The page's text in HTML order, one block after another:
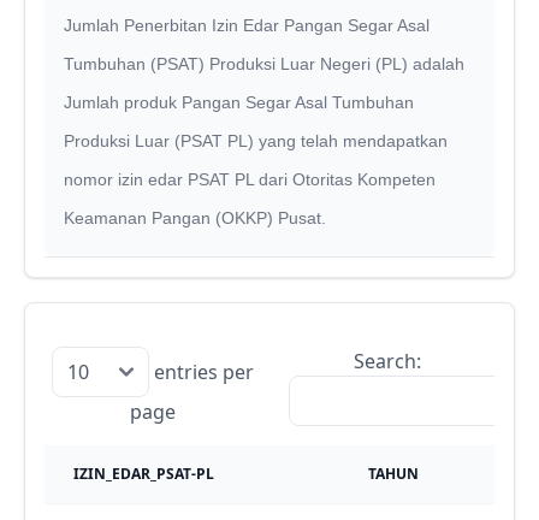
Jumlah Penerbitan Izin Edar Pangan Segar Asal
Tumbuhan (PSAT) Produksi Luar Negeri (PL) adalah
Jumlah produk Pangan Segar Asal Tumbuhan
Produksi Luar (PSAT PL) yang telah mendapatkan
nomor izin edar PSAT PL dari Otoritas Kompeten
Keamanan Pangan (OKKP) Pusat.
entries per
page
Search:
IZIN_EDAR_PSAT-PL TAHUN